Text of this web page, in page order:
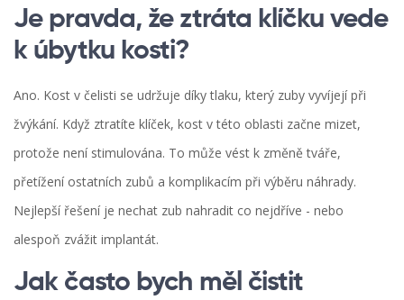
Je pravda, že ztráta klíčku vede
k úbytku kosti?
Ano. Kost v čelisti se udržuje díky tlaku, který zuby vyvíjejí při
žvýkání. Když ztratíte klíček, kost v této oblasti začne mizet,
protože není stimulována. To může vést k změně tváře,
přetížení ostatních zubů a komplikacím při výběru náhrady.
Nejlepší řešení je nechat zub nahradit co nejdříve - nebo
alespoň zvážit implantát.
Jak často bych měl čistit